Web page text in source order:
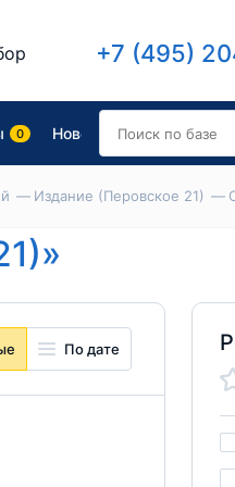
+7 (495)
0 Новости 80
Издание (Перовское 21)
По дате